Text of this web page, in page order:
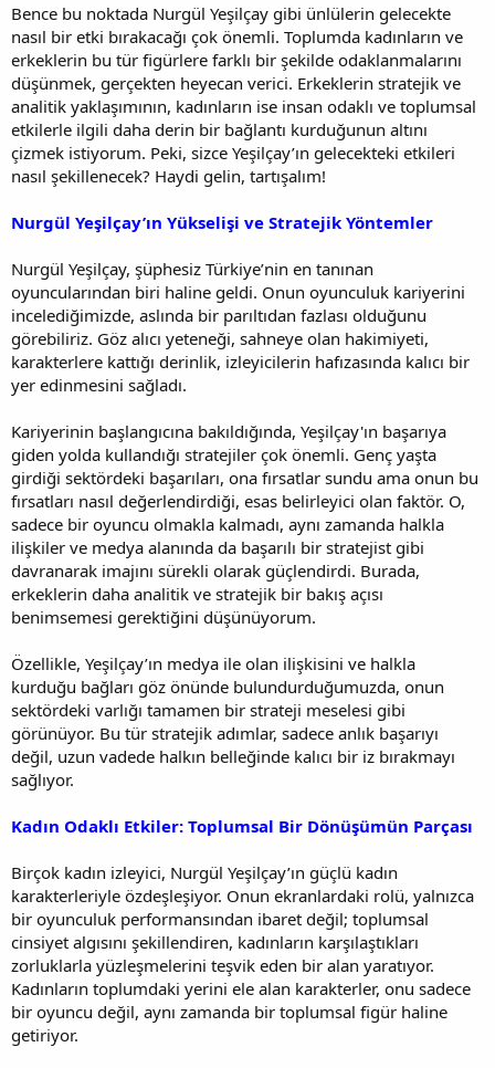
Bence bu noktada Nurgül Yeşilçay gibi ünlülerin gelecekte
nasıl bir etki bırakacağı çok önemli. Toplumda kadınların ve
erkeklerin bu tür figürlere farklı bir şekilde odaklanmalarını
düşünmek, gerçekten heyecan verici. Erkeklerin stratejik ve
analitik yaklaşımının, kadınların ise insan odaklı ve toplumsal
etkilerle ilgili daha derin bir bağlantı kurduğunun altını
çizmek istiyorum. Peki, sizce Yeşilçay’ın gelecekteki etkileri
nasıl şekillenecek? Haydi gelin, tartışalım!
Nurgül Yeşilçay’ın Yükselişi ve Stratejik Yöntemler
Nurgül Yeşilçay, şüphesiz Türkiye’nin en tanınan
oyuncularından biri haline geldi. Onun oyunculuk kariyerini
incelediğimizde, aslında bir parıltıdan fazlası olduğunu
görebiliriz. Göz alıcı yeteneği, sahneye olan hakimiyeti,
karakterlere kattığı derinlik, izleyicilerin hafızasında kalıcı bir
yer edinmesini sağladı.
Kariyerinin başlangıcına bakıldığında, Yeşilçay'ın başarıya
giden yolda kullandığı stratejiler çok önemli. Genç yaşta
girdiği sektördeki başarıları, ona fırsatlar sundu ama onun bu
fırsatları nasıl değerlendirdiği, esas belirleyici olan faktör. O,
sadece bir oyuncu olmakla kalmadı, aynı zamanda halkla
ilişkiler ve medya alanında da başarılı bir stratejist gibi
davranarak imajını sürekli olarak güçlendirdi. Burada,
erkeklerin daha analitik ve stratejik bir bakış açısı
benimsemesi gerektiğini düşünüyorum.
Özellikle, Yeşilçay’ın medya ile olan ilişkisini ve halkla
kurduğu bağları göz önünde bulundurduğumuzda, onun
sektördeki varlığı tamamen bir strateji meselesi gibi
görünüyor. Bu tür stratejik adımlar, sadece anlık başarıyı
değil, uzun vadede halkın belleğinde kalıcı bir iz bırakmayı
sağlıyor.
Kadın Odaklı Etkiler: Toplumsal Bir Dönüşümün Parçası
Birçok kadın izleyici, Nurgül Yeşilçay’ın güçlü kadın
karakterleriyle özdeşleşiyor. Onun ekranlardaki rolü, yalnızca
bir oyunculuk performansından ibaret değil; toplumsal
cinsiyet algısını şekillendiren, kadınların karşılaştıkları
zorluklarla yüzleşmelerini teşvik eden bir alan yaratıyor.
Kadınların toplumdaki yerini ele alan karakterler, onu sadece
bir oyuncu değil, aynı zamanda bir toplumsal figür haline
getiriyor.